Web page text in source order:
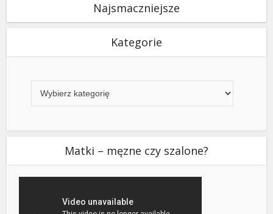
Najsmaczniejsze
Kategorie
Matki – męzne czy szalone?